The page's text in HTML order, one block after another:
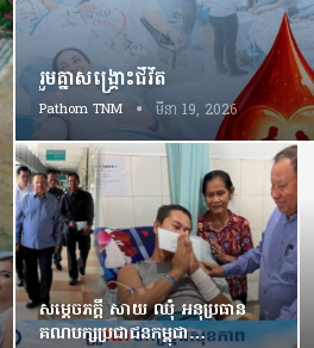
រួមគ្នាសង្គ្រោះជីវិត
Pathom TNM មីនា 19, 2026
សម្តេចភក្តី សាយ ឈុំ អនុប្រធាន
គណបក្សប្រជាជនកម្ពុជា…